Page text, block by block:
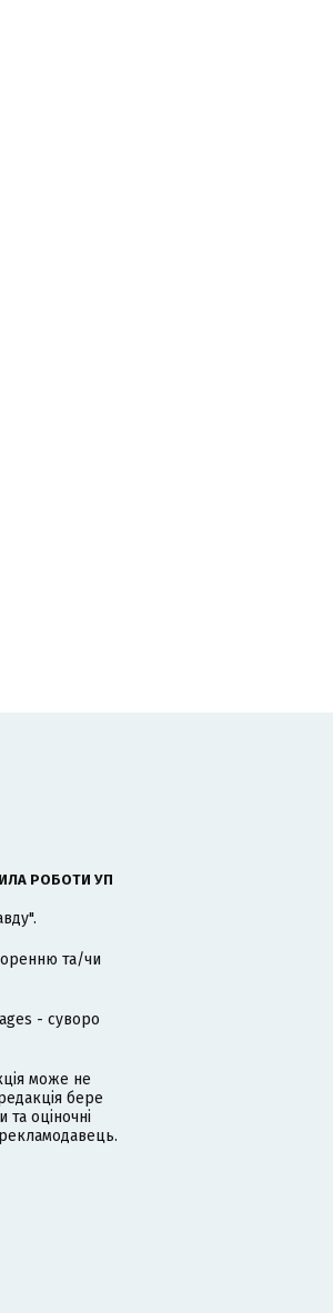
РОБОТИ УП
та/чи
- суворо
може не
бере
та оціночні